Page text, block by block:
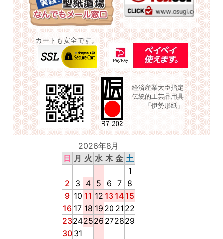
カートも安全です。
経済産業大臣指定
伝統的工芸品用具
「伊勢形紙」
2026年8月
日 月 火 水 木 金 土
1
2
3 4 5 6 7
8
9 10 11 12 13 14 15
16 17 18 19 20 21 22
23242526 272829
30 31